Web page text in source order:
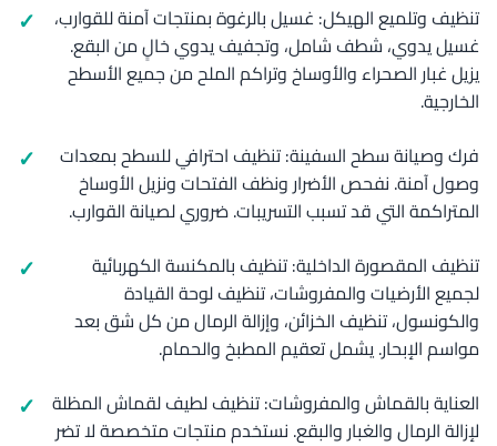
تنظيف وتلميع الهيكل: غسيل بالرغوة بمنتجات آمنة للقوارب،
غسيل يدوي، شطف شامل، وتجفيف يدوي خالٍ من البقع.
يزيل غبار الصحراء والأوساخ وتراكم الملح من جميع الأسطح
الخارجية.
فرك وصيانة سطح السفينة: تنظيف احترافي للسطح بمعدات
وصول آمنة. نفحص الأضرار ونظف الفتحات ونزيل الأوساخ
المتراكمة التي قد تسبب التسريبات. ضروري لصيانة القوارب.
تنظيف المقصورة الداخلية: تنظيف بالمكنسة الكهربائية
لجميع الأرضيات والمفروشات، تنظيف لوحة القيادة
والكونسول، تنظيف الخزائن، وإزالة الرمال من كل شق بعد
مواسم الإبحار. يشمل تعقيم المطبخ والحمام.
العناية بالقماش والمفروشات: تنظيف لطيف لقماش المظلة
لإزالة الرمال والغبار والبقع. نستخدم منتجات متخصصة لا تضر